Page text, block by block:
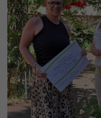
30 Minuten
Zweck
Wird für
vorübergehende